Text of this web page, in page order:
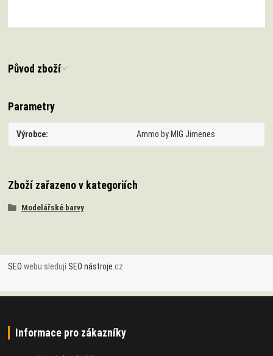
Původ zboží
Parametry
Výrobce Ammo by MIG Jimenes
Zboží zařazeno v kategoriích
Modelářské barvy
SEO webu sledujíSEO nástroje .cz
Informace pro zákazníky